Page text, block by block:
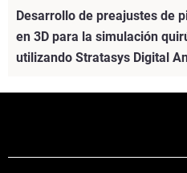
Desarrollo de preajustes de
en 3D para la simulación
utilizando Stratasys Digital